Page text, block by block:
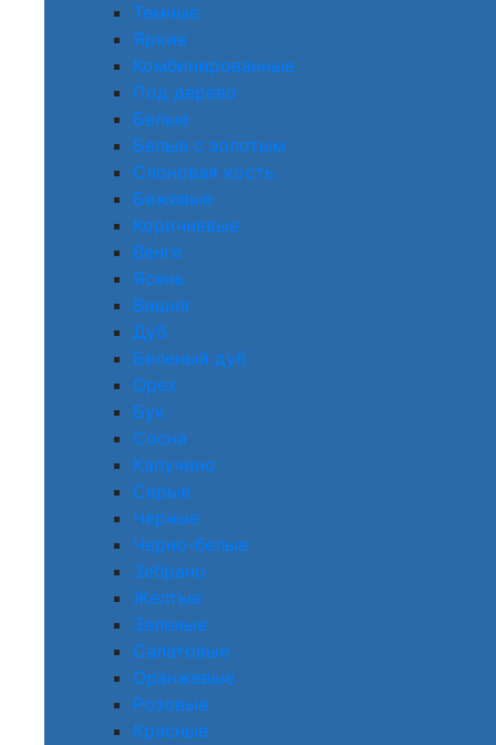
Темные
Яркие
Комбинированные
Под дерево
Белые
Белые с золотым
Слоновая кость
Бежевые
Коричневые
Венге
Ясень
Вишня
Дуб
Беленый дуб
Орех
Бук
Сосна
Капучино
Серые
Черные
Черно-белые
Зебрано
Желтые
Зеленые
Салатовые
Оранжевые
Розовые
Красные